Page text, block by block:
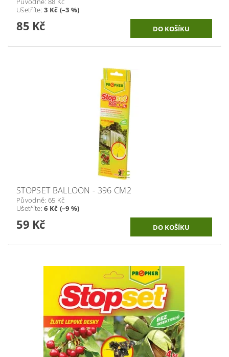
Ušetříte:3 Kč (–3 %)
85 Kč
STOPSET BALLOON - 396 CM2
Původně: 65 Kč
Ušetříte:6 Kč (–9 %)
59 Kč